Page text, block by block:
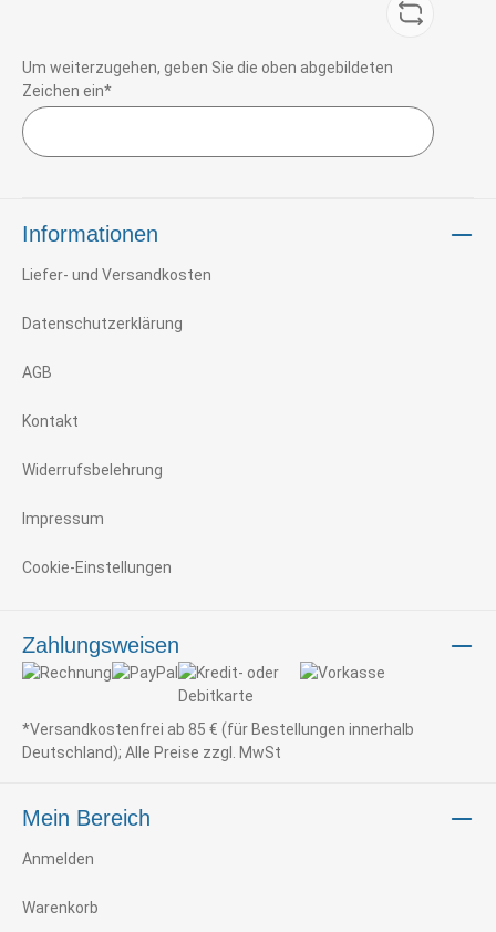
Um weiterzugehen, geben Sie die oben abgebildeten
Zeichen ein*
Informationen
Liefer- und Versandkosten
Datenschutzerklärung
AGB
Kontakt
Widerrufsbelehrung
Impressum
Cookie-Einstellungen
Zahlungsweisen
*Versandkostenfrei ab 85 € (für Bestellungen innerhalb
Deutschland); Alle Preise zzgl. MwSt
Mein Bereich
Anmelden
Warenkorb